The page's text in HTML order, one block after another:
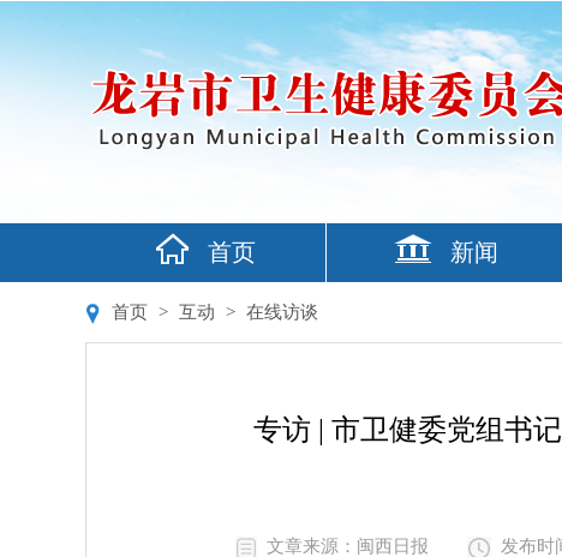
首页 新闻
首页 > 互动 > 在线访谈
专访 | 市卫健委党组书
文章来源：闽西日报 发布时